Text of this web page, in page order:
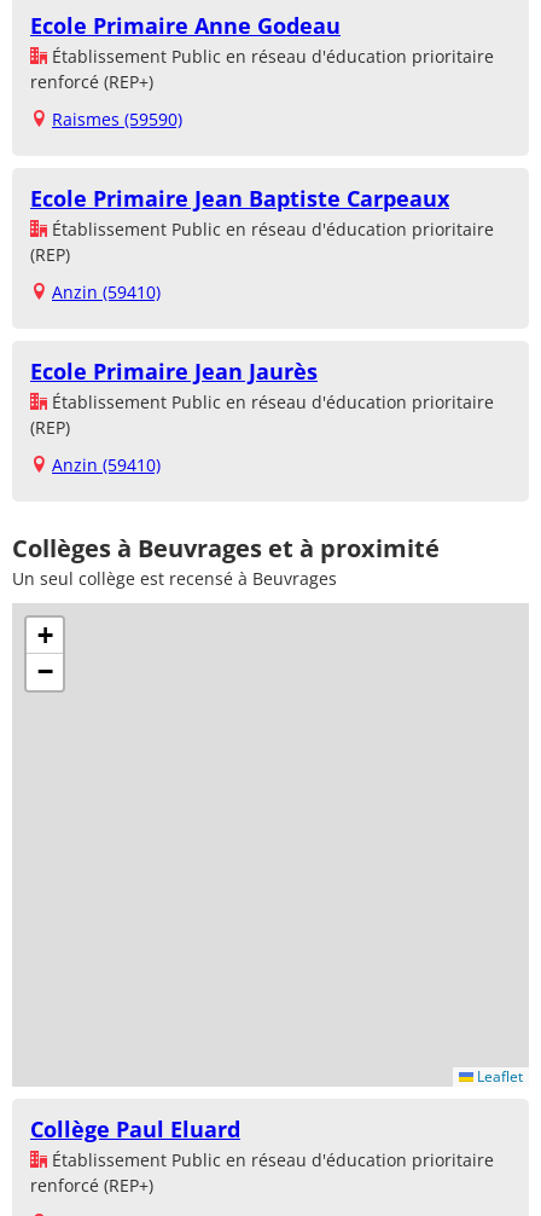
Ecole Primaire Anne Godeau
Établissement Public en réseau d'éducation prioritaire
renforcé (REP+)
Raismes (59590)
Ecole Primaire Jean Baptiste Carpeaux
Établissement Public en réseau d'éducation prioritaire
(REP)
Anzin (59410)
Ecole Primaire Jean Jaurès
Établissement Public en réseau d'éducation prioritaire
(REP)
Anzin (59410)
Collèges à Beuvrages et à proximité
Un seul collège est recensé à Beuvrages
+
−
Leaflet
Collège Paul Eluard
Établissement Public en réseau d'éducation prioritaire
renforcé (REP+)